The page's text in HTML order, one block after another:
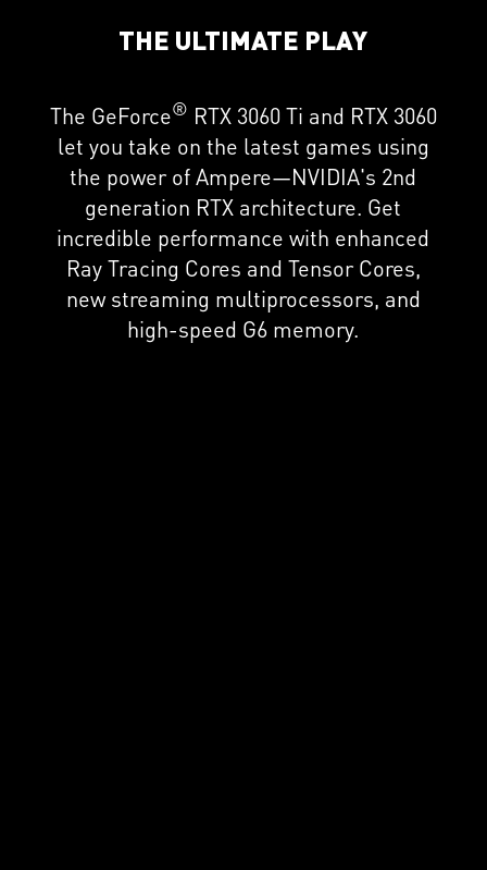
THE ULTIMATE PLAY
The GeForce® RTX 3060 Ti and RTX 3060
let you take on the latest games using
the power of Ampere—NVIDIA's 2nd
generation RTX architecture. Get
incredible performance with enhanced
Ray Tracing Cores and Tensor Cores,
new streaming multiprocessors, and
high-speed G6 memory.